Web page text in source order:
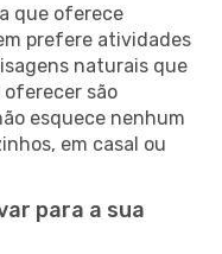
que oferece
prefere atividades
naturais que
oferecer são
esquece nenhum
em casal ou
para a sua